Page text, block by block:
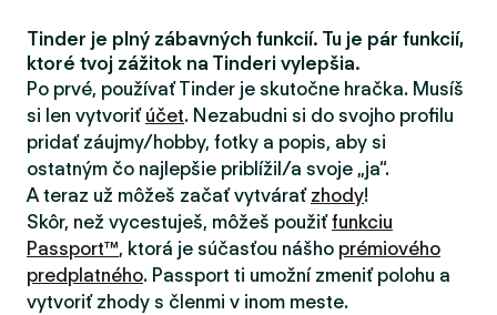
Tinder je plný zábavných funkcií. Tu je pár funkcií,
ktoré tvoj zážitok na Tinderi vylepšia.
Po prvé, používať Tinder je skutočne hračka. Musíš
si len vytvoriť účet. Nezabudni si do svojho profilu
pridať záujmy/hobby, fotky a popis, aby si
ostatným čo najlepšie priblížil/a svoje „ja“.
A teraz už môžeš začať vytvárať zhody!
Skôr, než vycestuješ, môžeš použiťfunkciu
Passport™, ktorá je súčasťou nášho prémiového
predplatného. Passport ti umožní zmeniť polohu a
vytvoriť zhody s členmi v inom meste.